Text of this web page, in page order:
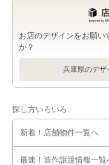
お店のデザインをお願い
か？
兵庫県のデザ
探し方いろいろ
新着！店舗物件一覧へ
最速！造作譲渡情報一覧